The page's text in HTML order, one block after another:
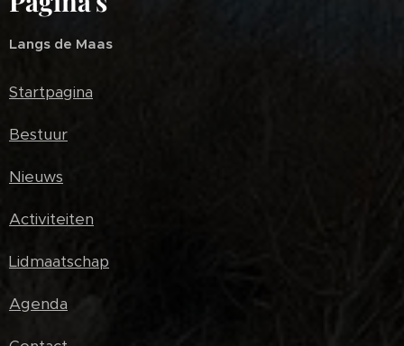
Langs de Maas
Startpagina
Bestuur
Nieuws
Activiteiten
Lidmaatschap
Agenda